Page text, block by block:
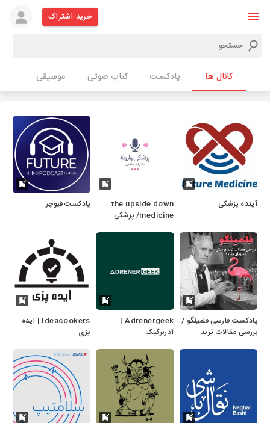
خرید اشتراک
کانال ها پادکست کتاب صوتی موسیقی
آینده پزشکی
the upside down
medicine/ پزشکی
پادکست فیوچر
پادکست فارسی فلمینگو /
بررسی مقالات ترند
Adrenergeek |
آدرنرگیک
Ideacookers | ایده
پزی